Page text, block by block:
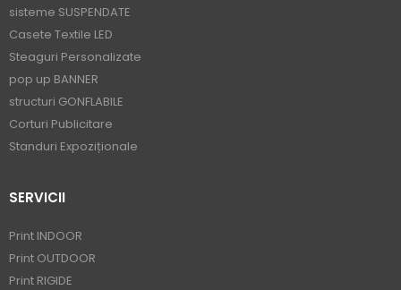
sisteme SUSPENDATE
Casete Textile LED
Steaguri Personalizate
pop up BANNER
structuri GONFLABILE
Corturi Publicitare
Standuri Expoziționale
SERVICII
Print INDOOR
Print OUTDOOR
Print RIGIDE